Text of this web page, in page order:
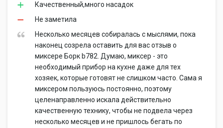
Качественный,много насадок
Не заметила
Несколько месяцев собиралась с мыслями, пока
наконец созрела оставить для вас отзыв о
миксере Борк b782. Думаю, миксер - это
необходимый прибор на кухне даже для тех
хозяек, которые готовят не слишком часто. Сама я
миксером пользуюсь постоянно, поэтому
целенаправленно искала действительно
качественную технику, чтобы не подвела через
несколько месяцев и не пришлось бегать по